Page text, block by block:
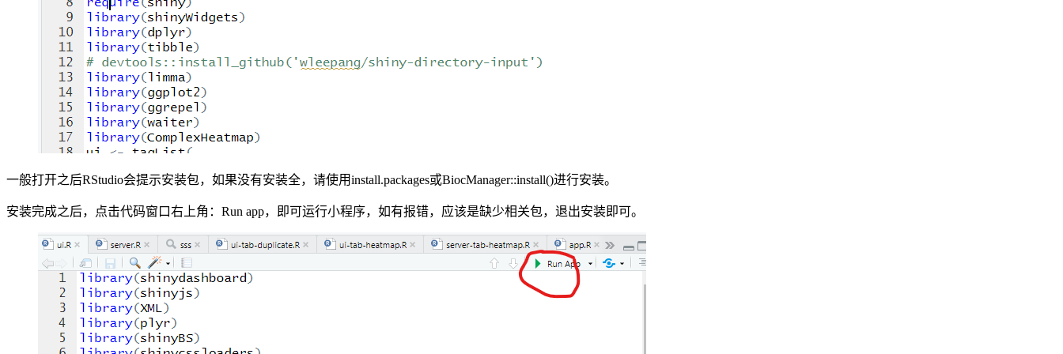
一般打开之后RStudio会提示安装包，如果没有安装全，请使用install.packages或BiocManager::install()进行安装。
安装完成之后，点击代码窗口右上角：Run app，即可运行小程序，如有报错，应该是缺少相关包，退出安装即可。